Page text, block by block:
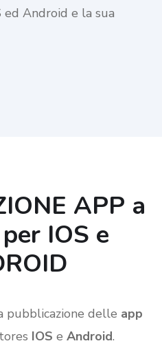
ed Android e la sua
APP a
IOS e
pubblicazione delle app
IOS e Android.